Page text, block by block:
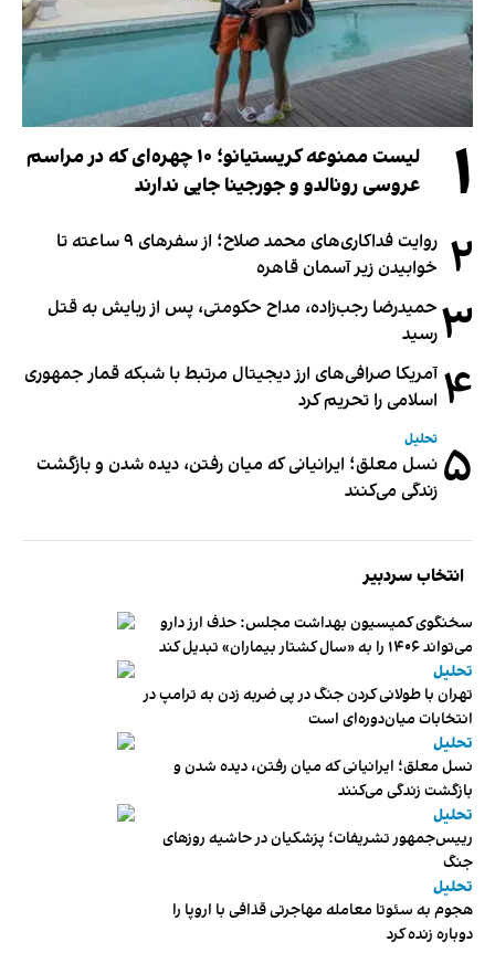
۱
لیست ممنوعه کریستیانو؛ ۱۰ چهره‌ای که در مراسم
عروسی رونالدو و جورجینا جایی ندارند
۲
روایت فداکاری‌های محمد صلاح؛ از سفرهای ۹ ساعته تا
خوابیدن زیر آسمان قاهره
۳ حمیدرضا رجب‌زاده، مداح حکومتی، پس از ربایش به قتل
رسید
۴ آمریکا صرافی‌های ارز دیجیتال مرتبط با شبکه قمار جمهوری
اسلامی را تحریم کرد
۵ تحلیل
نسل معلق؛ ایرانیانی که میان رفتن، دیده شدن و بازگشت
زندگی می‌کنند
انتخاب سردبیر
سخنگوی کمیسیون بهداشت مجلس: حذف ارز دارو
می‌تواند ۱۴۰۶ را به «سال کشتار بیماران» تبدیل کند
تحلیل
تهران با طولانی کردن جنگ در پی ضربه زدن به ترامپ در
انتخابات میان‌دوره‌ای است
تحلیل
نسل معلق؛ ایرانیانی که میان رفتن، دیده شدن و
بازگشت زندگی می‌کنند
تحلیل
رییس‌جمهور تشریفات؛ پزشکیان در حاشیه روزهای
جنگ
تحلیل
هجوم به سئوتا معامله مهاجرتی قذافی با اروپا را
دوباره زنده کرد